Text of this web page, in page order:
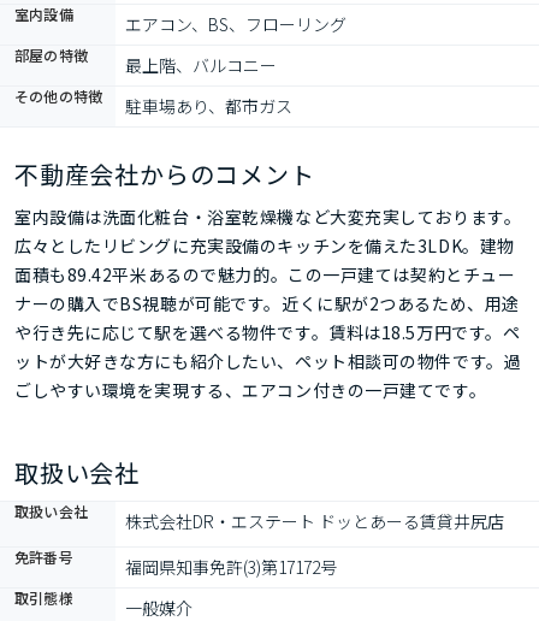
室内設備 エアコン、BS、フローリング
部屋の特徴 最上階、バルコニー
その他の特徴 駐車場あり、都市ガス
不動産会社からのコメント
室内設備は洗面化粧台・浴室乾燥機など大変充実しております。
広々としたリビングに充実設備のキッチンを備えた3LDK。建物
面積も89.42平米あるので魅力的。この一戸建ては契約とチュー
ナーの購入でBS視聴が可能です。近くに駅が2つあるため、用途
や行き先に応じて駅を選べる物件です。賃料は18.5万円です。ペ
ットが大好きな方にも紹介したい、ペット相談可の物件です。過
ごしやすい環境を実現する、エアコン付きの一戸建てです。
取扱い会社
取扱い会社 株式会社DR・エステート ドッとあーる賃貸井尻店
免許番号 福岡県知事免許(3)第17172号
取引態様 一般媒介